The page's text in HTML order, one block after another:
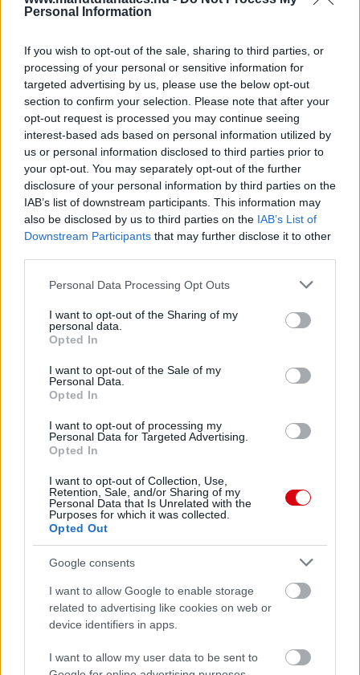
Personal Information
If you wish to opt-out of the sale, sharing to third parties, or
processing of your personal or sensitive information for
targeted advertising by us, please use the below opt-out
section to confirm your selection. Please note that after your
opt-out request is processed you may continue seeing
interest-based ads based on personal information utilized by
us or personal information disclosed to third parties prior to
your opt-out. You may separately opt-out of the further
disclosure of your personal information by third parties on the
IAB’s list of downstream participants. This information may
also be disclosed by us to third parties on the IAB’s List of
Downstream Participants that may further disclose it to other
Please note that this website/app uses one or more Google
not limited to your visit or usage behaviour. You may click to
grant or deny consent to Google and its third-party tags to
use your data for below specified purposes in below Google
consent section.
Personal Data Processing Opt Outs
I want to opt-out of the Sharing of my
personal data.
Opted In
I want to opt-out of the Sale of my
Personal Data.
Opted In
I want to opt-out of processing my
Personal Data for Targeted Advertising.
Opted In
I want to opt-out of Collection, Use,
Retention, Sale, and/or Sharing of my
Personal Data that Is Unrelated with the
Purposes for which it was collected.
Opted Out
Google consents
I want to allow Google to enable storage
related to advertising like cookies on web or
device identifiers in apps.
I want to allow my user data to be sent to
Meccs Center
Paris Saint-Germainvs
Manchester United
Felkészülési szezon 4. mérkőzés
Nya Ullevi, Göteborg
2026-08-08 17:00
0 nap 2 óra 3 perc 52 másodperc
Leeds UnitedvsManchester United2026-08-12 20:30
AC MilanvsManchester United2026-08-15 18:00
ELŐZŐ MÉRKŐZÉSEK
Támogatás
Támogasd adományoddal